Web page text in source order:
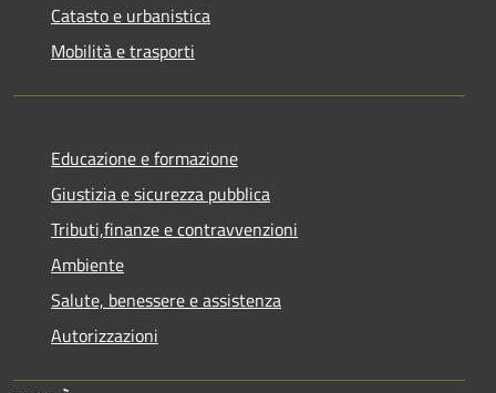
Catasto e urbanistica
Mobilità e trasporti
Educazione e formazione
Giustizia e sicurezza pubblica
Tributi,finanze e contravvenzioni
Ambiente
Salute, benessere e assistenza
Autorizzazioni